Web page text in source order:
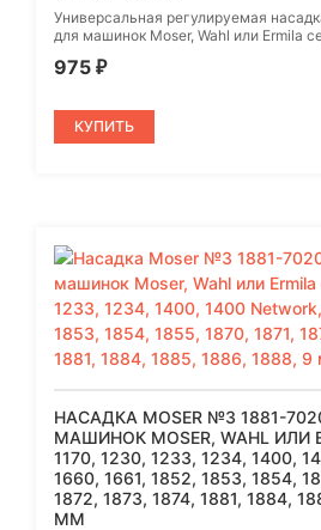
Универсальная регулируемая
для машинок Moser, Wahl или Ermila
975 ₽
КУПИТЬ
НАСАДКА MOSER №3 1881-
МАШИНОК MOSER, WAHL ИЛИ
1170, 1230, 1233, 1234, 1400,
1660, 1661, 1852, 1853, 1854,
1872, 1873, 1874, 1881, 1884,
ММ